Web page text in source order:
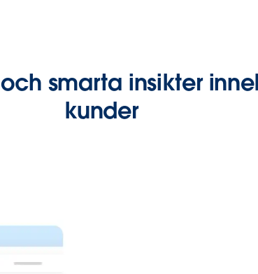
smarta insikter
kunder